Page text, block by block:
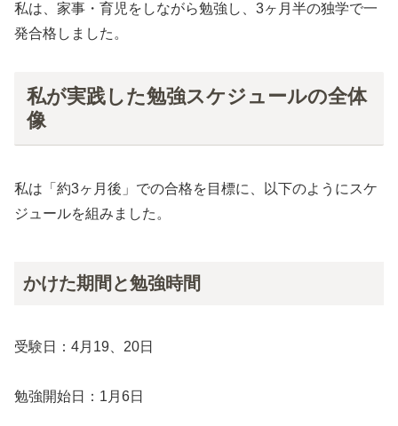
私は、家事・育児をしながら勉強し、3ヶ月半の独学で一
発合格しました。
私が実践した勉強スケジュールの全体
像
私は「約3ヶ月後」での合格を目標に、以下のようにスケ
ジュールを組みました。
かけた期間と勉強時間
受験日：4月19、20日
勉強開始日：1月6日